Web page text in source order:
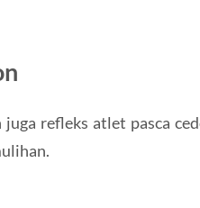
refleks atlet pasca